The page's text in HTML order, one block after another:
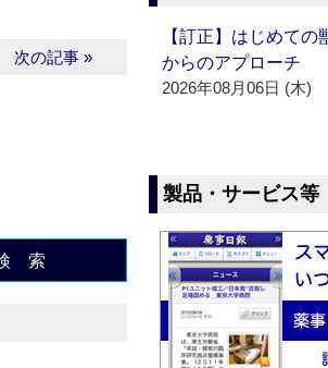
次の記事 »
索
【訂正】はじめて
からのアプローチ
2026年08月06日 (木)
製品・サービス等